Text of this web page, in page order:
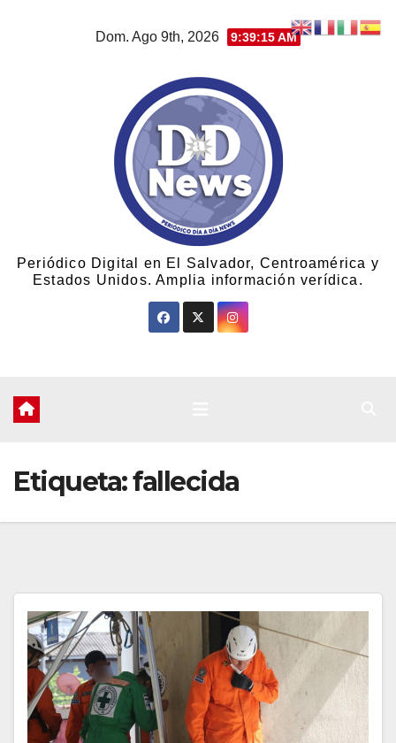
Dom. Ago 9th, 2026 9:39:16 AM
Periódico Digital en El Salvador, Centroamérica y
Estados Unidos. Amplia información verídica.
Etiqueta:fallecida